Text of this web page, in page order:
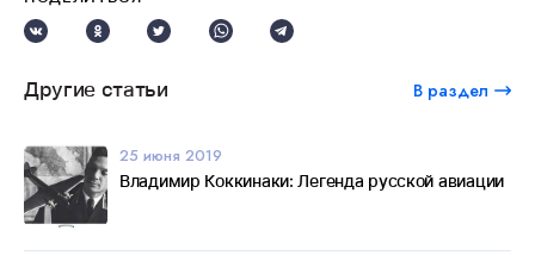
Другие статьи В раздел
25 июня 2019
Владимир Коккинаки: Легенда русской авиации